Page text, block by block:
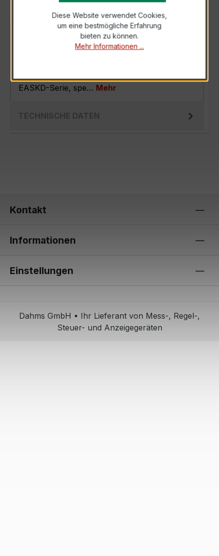
Der EASKD 31.5 3x600/5A 15VA Kl.0,5s ist ein
Verrechnungsstromwandler der bewährten
EASKD-Serie, spe… Mehr
TECHNISCHE DATEN
Kontakt
Informationen
Einstellungen
Dahms GmbH • Ihr Lieferant von Mess-, Regel-,
Steuer- und Anzeigegeräten
Diese Website verwendet Cookies,
um eine bestmögliche Erfahrung
bieten zu können.
Mehr Informationen ...